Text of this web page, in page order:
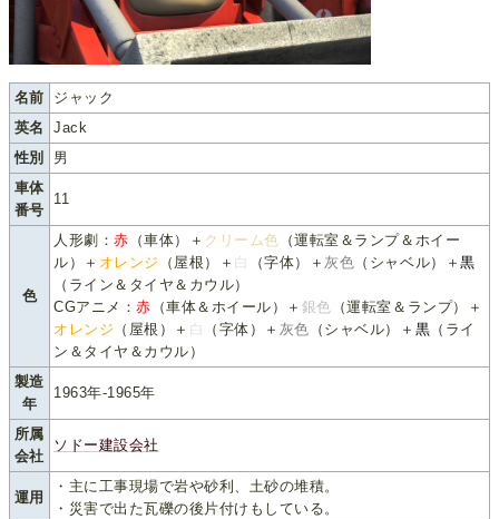
名前
ジャック
英名
Jack
性別
男
車体
番号
11
色
人形劇：赤 （車体）＋ クリーム色
（運転室＆ランプ＆ホイー
ル）＋ オレンジ （屋根）＋ 白 （字体）＋ 灰色 （シャベル）＋黒
（ライン＆タイヤ＆カウル）
CGアニメ：赤 （車体＆ホイール）＋ 銀色
（運転室＆ランプ）＋
オレンジ （屋根）＋ 白 （字体）＋ 灰色 （シャベル）＋ 黒 （ライ
ン＆タイヤ＆カウル）
製造
年
1963年-1965年
所属
会社
ソドー建設会社
運用
・主に工事現場で岩や砂利、土砂の堆積。
・災害で出た瓦礫の後片付けもしている。